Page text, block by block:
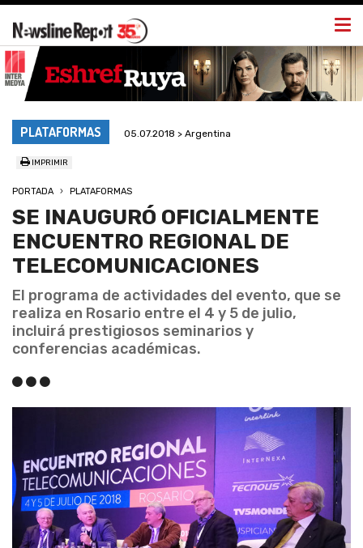
PLATAFORMAS 05.07.2018 > Argentina
IMPRIMIR
PORTADA PLATAFORMAS
SE INAUGURÓ OFICIALMENTE
ENCUENTRO REGIONAL DE
TELECOMUNICACIONES
El programa de actividades del evento, que se
realiza en Rosario entre el 4 y 5 de julio,
incluirá prestigiosos seminarios y
conferencias académicas.